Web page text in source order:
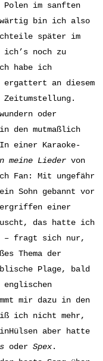
im sanften
bin ich also
später im
ich’s noch zu
habe ich
an diesem
Zeitumstellung.
oder
den mutmaßlich
einer Karaoke-
meine Lieder von
Fan: Mit ungefähr
Sohn gebannt vor
ergriffen einer
das hatte ich
– fragt sich nur,
Thema der
Plage, bald
mir dazu in den
ich nicht mehr,
aber hatte
oder Spex.